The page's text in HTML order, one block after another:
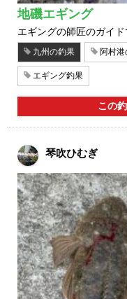
地磯エギング
エギングの師匠のガイ
九州の釣果 阿村港
エギング釣果
この
琴吹ひむぎ